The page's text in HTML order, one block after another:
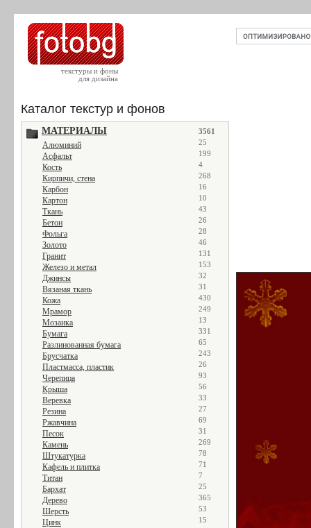
текстуры и фоны
для дизайна
Каталог текстур и фонов
МАТЕРИАЛЫ 3561
Алюминий 25
Асфальт 199
Кость 4
Кирпичи, стена 268
Карбон 16
Картон 10
Ткань 43
Бетон 26
Фольга 28
Золото 46
Гранит 131
Железо и метал 153
Джинсы 32
Вязаная ткань 31
Кожа 430
Мрамор 249
Мозаика 13
Бумага 331
Разлинованная бумага 65
Брусчатка 243
Пластмасса, пластик 26
Черепица 93
Крыша 56
Веревка 33
Резина 27
Ржавчина 69
Песок 31
Камень 269
Штукатурка 78
Кафель и плитка 71
Титан 7
Бархат 25
Дерево 365
Шерсть 53
Цинк 15